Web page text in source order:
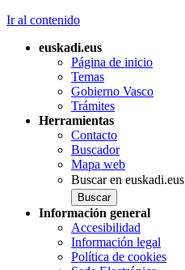
Ir al contenido
euskadi.eus
Página de inicio
Temas
Gobierno Vasco
Trámites
Herramientas
Contacto
Buscador
Mapa web
Buscar en euskadi.eus
Información general
Accesibilidad
Información legal
Política de cookies